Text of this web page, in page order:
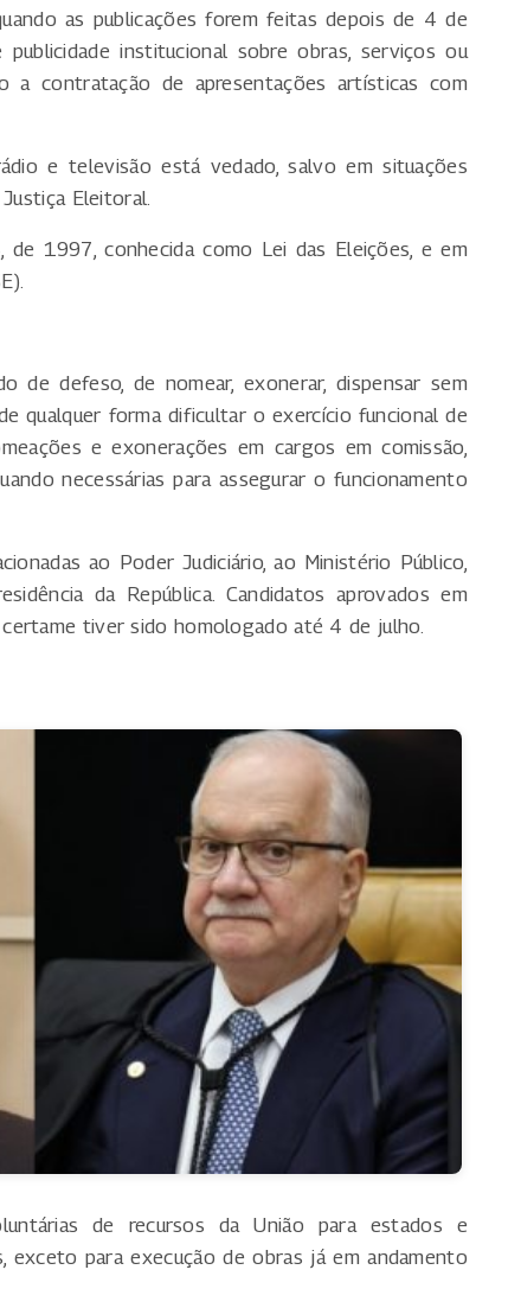
as publicações forem feitas depois de 4 de
institucional sobre obras, serviços ou
a contratação de apresentações artísticas com
e televisão está vedado, salvo em situações
Eleitoral.
1997, conhecida como Lei das Eleições, e em
de defeso, de nomear, exonerar, dispensar sem
qualquer forma dificultar o exercício funcional de
e exonerações em cargos em comissão,
necessárias para assegurar o funcionamento
ao Poder Judiciário, ao Ministério Público,
da República. Candidatos aprovados em
tiver sido homologado até 4 de julho.
de recursos da União para estados e
exceto para execução de obras já em andamento